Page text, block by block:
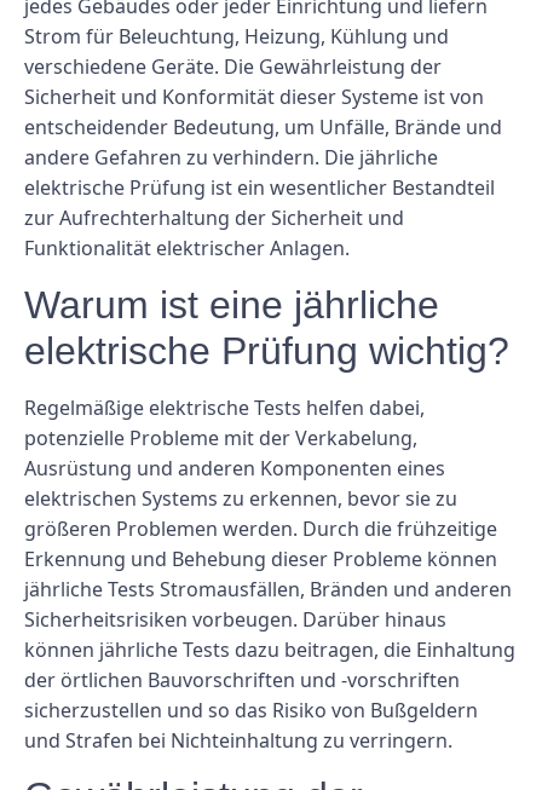
jedes Gebäudes oder jeder Einrichtung und liefern
Strom für Beleuchtung, Heizung, Kühlung und
verschiedene Geräte. Die Gewährleistung der
Sicherheit und Konformität dieser Systeme ist von
entscheidender Bedeutung, um Unfälle, Brände und
andere Gefahren zu verhindern. Die jährliche
elektrische Prüfung ist ein wesentlicher Bestandteil
zur Aufrechterhaltung der Sicherheit und
Funktionalität elektrischer Anlagen.
Warum ist eine jährliche
elektrische Prüfung wichtig?
Regelmäßige elektrische Tests helfen dabei,
potenzielle Probleme mit der Verkabelung,
Ausrüstung und anderen Komponenten eines
elektrischen Systems zu erkennen, bevor sie zu
größeren Problemen werden. Durch die frühzeitige
Erkennung und Behebung dieser Probleme können
jährliche Tests Stromausfällen, Bränden und anderen
Sicherheitsrisiken vorbeugen. Darüber hinaus
können jährliche Tests dazu beitragen, die Einhaltung
der örtlichen Bauvorschriften und -vorschriften
sicherzustellen und so das Risiko von Bußgeldern
und Strafen bei Nichteinhaltung zu verringern.